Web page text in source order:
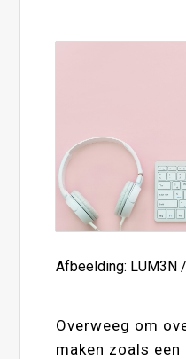
Afbeelding: LUM3N
Overweeg om
maken zoals